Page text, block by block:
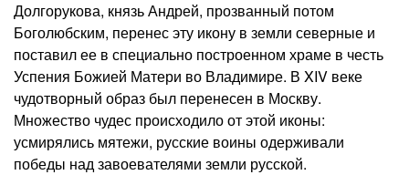
Долгорукова, князь Андрей, прозванный потом
Боголюбским, перенес эту икону в земли северные и
поставил ее в специально построенном храме в честь
Успения Божией Матери во Владимире. В XIV веке
чудотворный образ был перенесен в Москву.
Множество чудес происходило от этой иконы:
усмирялись мятежи, русские воины одерживали
победы над завоевателями земли русской.